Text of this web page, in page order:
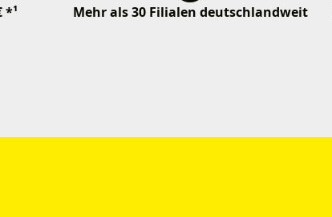
*¹ Mehr als 30 Filialen deutschlandweit